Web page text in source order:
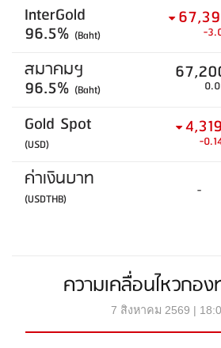
InterGold
96.5% (Baht) -
สมาคมฯ
96.5% (Baht)
Gold Spot
(USD)
4,319
-
ค่าเงินบาท
(USDTHB) -
ความเคลื่อนไหวกอ
7 สิงหาคม 2569 |